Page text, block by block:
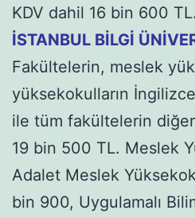
KDV dahil 16 bin 600 TL.
İSTANBUL BİLGİ
Fakültelerin, meslek
yüksekokulların İngilizce
ile tüm fakültelerin diğer
19 bin 500 TL. Meslek
Adalet Meslek
bin 900, Uygulamalı